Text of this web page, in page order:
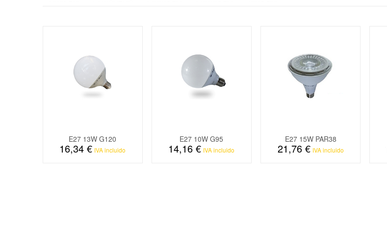
E27 13W G120
16,34 € IVA incluido
E27 10W G95
14,16 € IVA incluido
E27 15W PAR38
21,76 € IVA incluido